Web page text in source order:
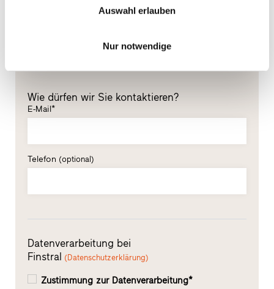
Auswahl erlauben
Nur notwendige
Wie dürfen wir Sie kontaktieren?
E-Mail*
Telefon (optional)
Datenverarbeitung bei
Finstral (Datenschutzerklärung)
Zustimmung zur Datenverarbeitung*